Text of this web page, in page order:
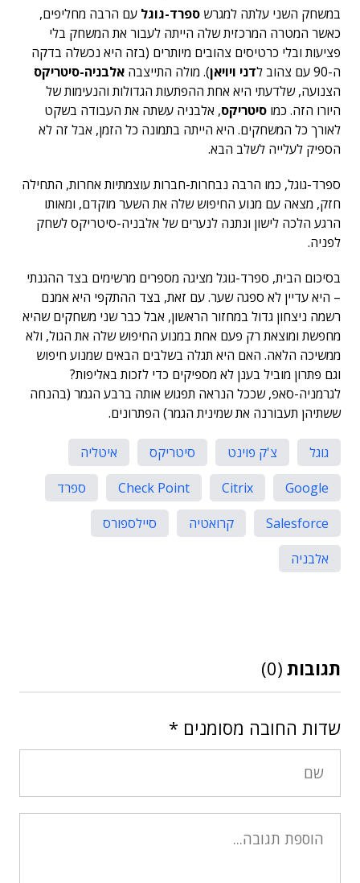
במשחק השני עלתה למגרש ספרד-גוגל עם הרבה מחליפים,
כאשר המטרה המרכזית שלה הייתה לעבור את המשחק בלי
פציעות ובלי כרטיסים צהובים מיותרים (בזה היא נכשלה בדקה
ה-90 עם צהוב ל
דני ויויאן). מולה התייצבה אלבניה-סיטריקס
הצנועה, שלדעתי היא אחת ההפתעות הגדולות והנעימות של
היורו הזה. כמו סיטריקס, אלבניה עשתה את העבודה בשקט
לאורך כל המשחקים. היא הייתה בתמונה כל הזמן, אבל זה לא
הספיק לעלייה לשלב הבא.
ספרד-גוגל, כמו הרבה נבחרות-חברות עוצמתיות אחרות, התחילה
חזק, מצאה עם מנוע החיפוש שלה את השער מוקדם, ומאותו
הרגע הלכה לישון ונתנה לנערים של אלבניה-סיטריקס לשחק
לפניה.
בסיכום הבית, ספרד-גוגל מציגה מספרים מרשימים בצד ההגנתי
– היא עדיין לא ספגה שער. עם זאת, בצד ההתקפי היא אמנם
רשמה ניצחון גדול במחזור הראשון, אבל כבר שני משחקים שהיא
מחפשת ומוצאת רק פעם אחת במנוע החיפוש שלה את הגול, ולא
ממשיכה הלאה. האם היא תגלה בשלבים הבאים שמנוע חיפוש
וגם פתרון מוביל בענן לא מספיקים כדי לזכות באליפות?
לגרמניה-סאפ, שככל הנראה תפגוש אותה ברבע הגמר (בהנחה
ששתיהן תעבורנה את שמינית הגמר) הפתרונים.
גוגל צ'ק פוינט סיטריקס
איטליה
Google
Citrix
Check Point
ספרד
Salesforce
קרואטיה
סיילספורס
אלבניה
תגובות (0)
שדות החובה מסומנים *